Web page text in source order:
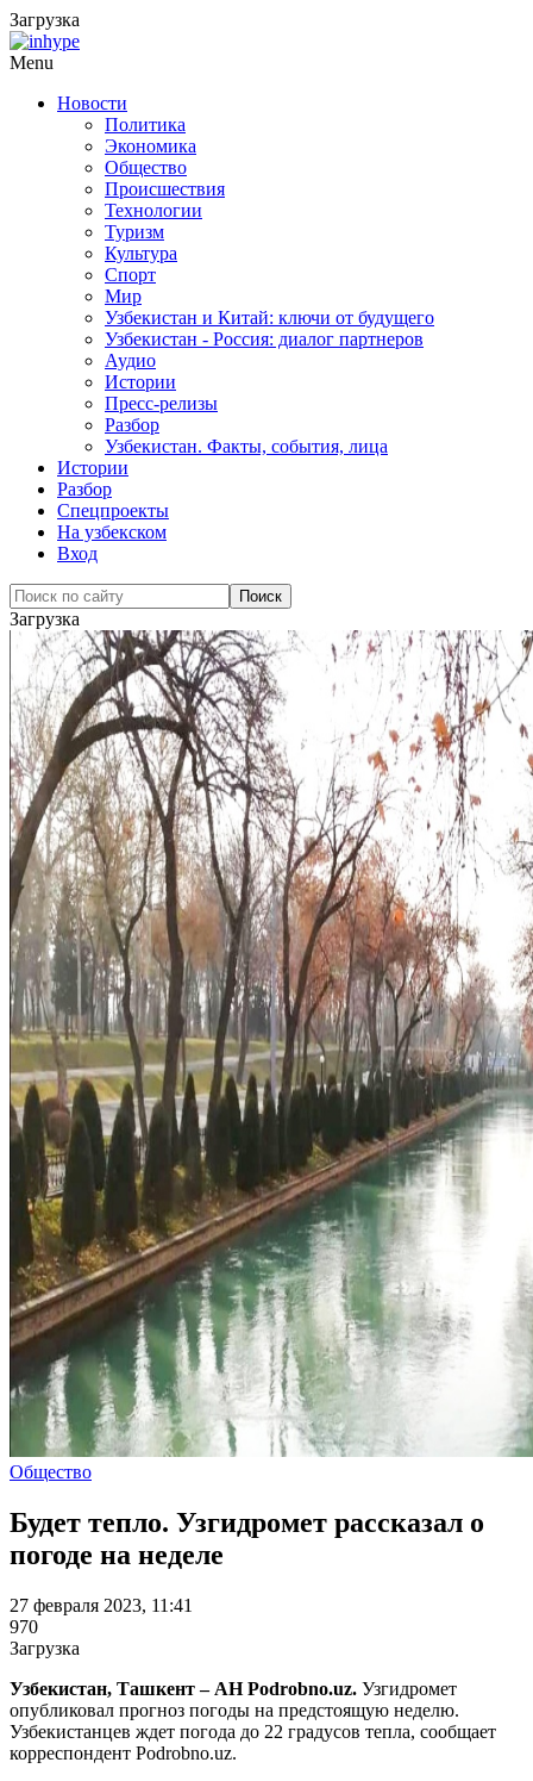
Загрузка
Menu
Новости
Политика
Экономика
Общество
Происшествия
Технологии
Туризм
Культура
Спорт
Мир
Узбекистан и Китай: ключи от будущего
Узбекистан - Россия: диалог партнеров
Аудио
Истории
Пресс-релизы
Разбор
Узбекистан. Факты, события, лица
Истории
Разбор
Спецпроекты
На узбекском
Вход
Загрузка
Общество
Будет тепло. Узгидромет рассказал о
погоде на неделе
27 февраля 2023, 11:41
970
Загрузка
Узбекистан, Ташкент – АН Podrobno.uz. Узгидромет
опубликовал прогноз погоды на предстоящую неделю.
Узбекистанцев ждет погода до 22 градусов тепла, сообщает
корреспондент Podrobno.uz.